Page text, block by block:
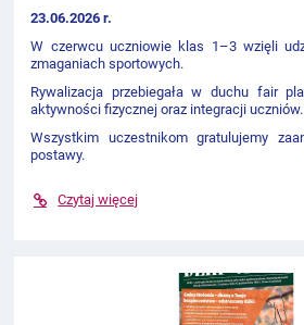
23.06.2026 r.
W czerwcu uczniowie klas 1–3 wzięli
zmaganiach sportowych.
Rywalizacja przebiegała w duchu fair
aktywności fizycznej oraz integracji uczniów.
Wszystkim uczestnikom gratulujemy
postawy.
Czytaj więcej